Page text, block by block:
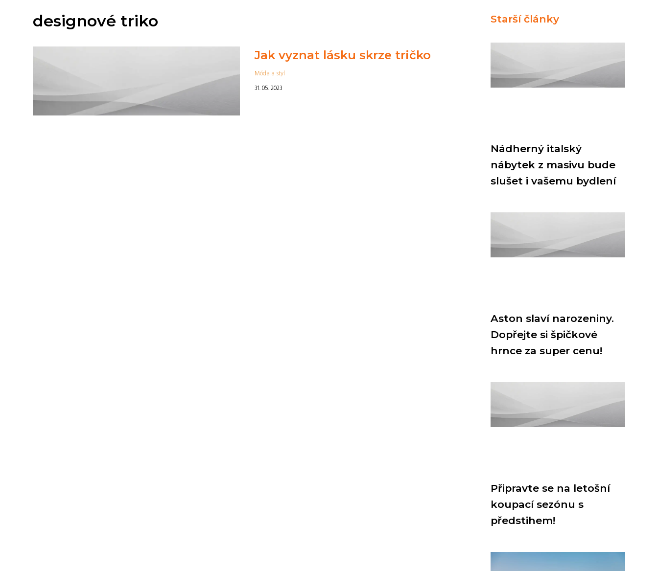
designové triko
Jak vyznat lásku skrze tričko
Móda a styl
31. 05. 2023
Starší články
Nádherný italský
nábytek z masivu bude
slušet i vašemu bydlení
Aston slaví narozeniny.
Dopřejte si špičkové
hrnce za super cenu!
Připravte se na letošní
koupací sezónu s
předstihem!